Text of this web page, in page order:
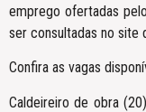
emprego ofertadas
ser consultadas no site
Confira as vagas
Caldeireiro de obra